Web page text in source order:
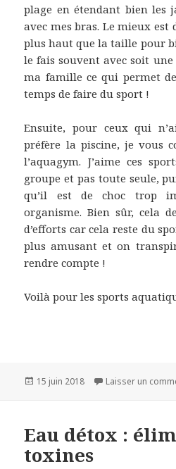
plage en étendant bien les
avec mes bras. Le mieux est
plus haut que la taille pour
le fais souvent avec soit
ma famille ce qui permet
temps de faire du sport !
Ensuite, pour ceux qui
préfère la piscine, je vous
l’aquagym. J’aime ces
groupe et pas toute seule,
qu’il est de choc trop
organisme. Bien sûr, cela
d’efforts car cela reste du
plus amusant et on
rendre compte !
Voilà pour les sports
Publié
15 juin 2018 Laisser un
Eau détox :
toxines